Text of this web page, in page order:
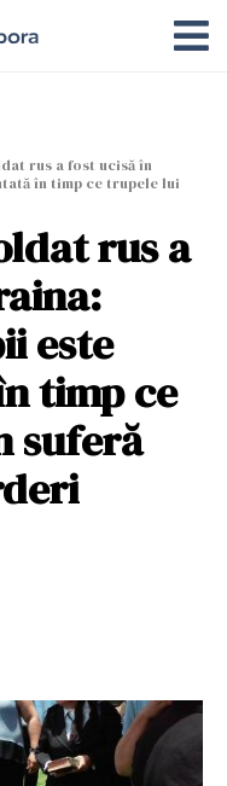
rus a fost ucisă în
în timp ce trupele lui
rus a
este
timp ce
suferă